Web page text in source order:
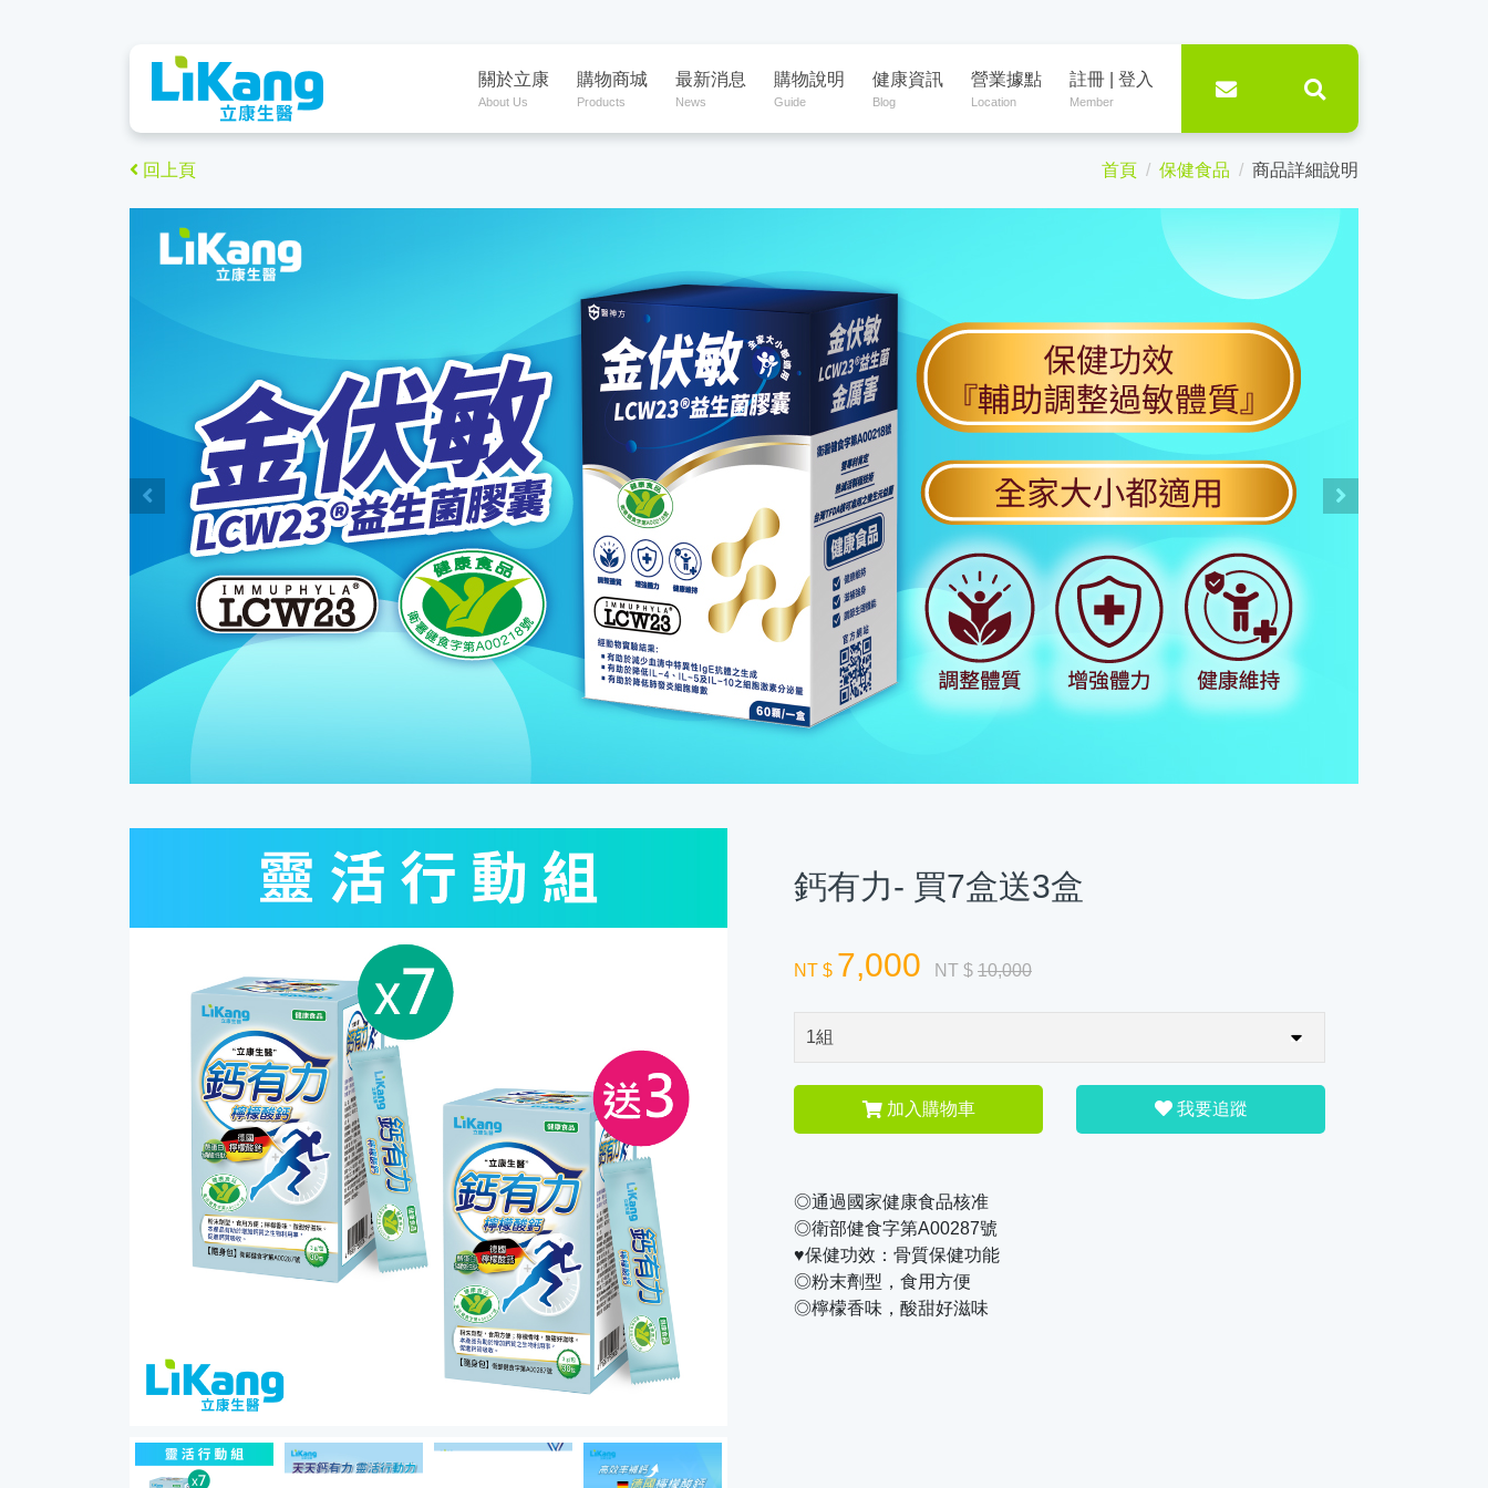
回上頁 首頁 保健食品 商品詳細說明
鈣有力- 買7盒送3盒
NT $ 7,000 NT $ 10,000
我要追蹤
加入購物車
◎通過國家健康食品核准
◎衛部健食字第A00287號
♥保健功效：骨質保健功能
◎粉末劑型，食用方便
◎檸檬香味，酸甜好滋味
關於立康
About Us
購物商城
Products
最新消息
News
購物說明
Guide
健康資訊
Blog
營業據點
Location
註冊 | 登入
Member